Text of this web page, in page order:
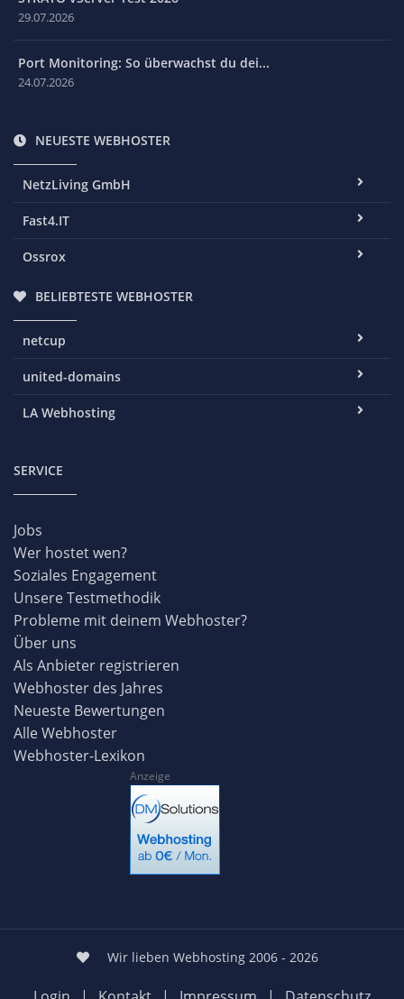
29.07.2026
Port Monitoring: So überwachst du dei...
24.07.2026
NEUESTE WEBHOSTER
NetzLiving GmbH
Fast4.IT
Ossrox
BELIEBTESTE WEBHOSTER
netcup
united-domains
LA Webhosting
SERVICE
Jobs
Wer hostet wen?
Soziales Engagement
Unsere Testmethodik
Probleme mit deinem Webhoster?
Über uns
Als Anbieter registrieren
Webhoster des Jahres
Neueste Bewertungen
Alle Webhoster
Webhoster-Lexikon
Anzeige
Wir lieben Webhosting 2006 - 2026